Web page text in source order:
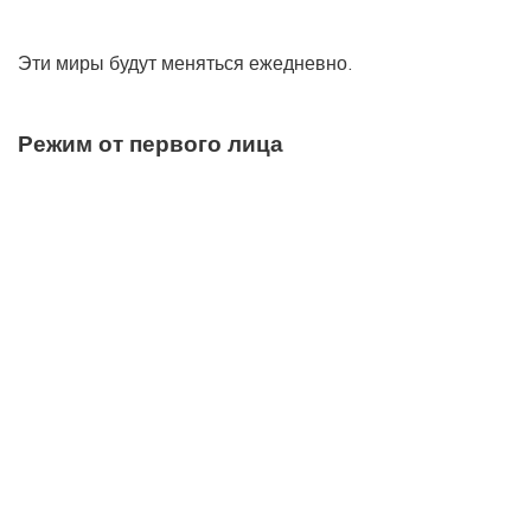
Эти миры будут меняться ежедневно.
Режим от первого лица